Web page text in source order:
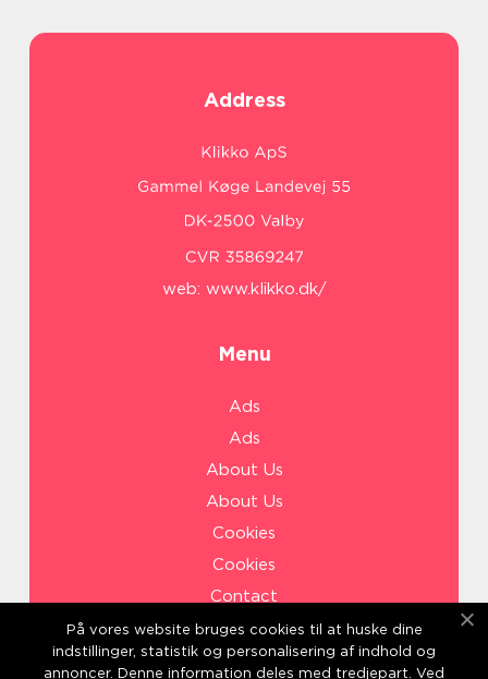
Address
web: www.klikko.dk/
Menu
Ads
Ads
About Us
About Us
Cookies
Cookies
Contact
Contact
Sitemap
På vores website bruges cookies til at huske dine
indstillinger, statistik og personalisering af indhold og
annoncer. Denne information deles med tredjepart. Ved